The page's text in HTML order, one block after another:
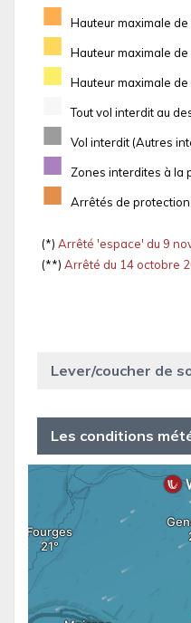
■ Hauteur maximale de
■ Hauteur maximale de
■ Hauteur maximale
Tout vol interdit au
■ Vol interdit (Autres
■ Zones interdites à la
■ Arrêtés de
(*) Arrêté 'espace' du 9
(**) Arrêté du 14 octobre
Lever/coucher de
Les conditions